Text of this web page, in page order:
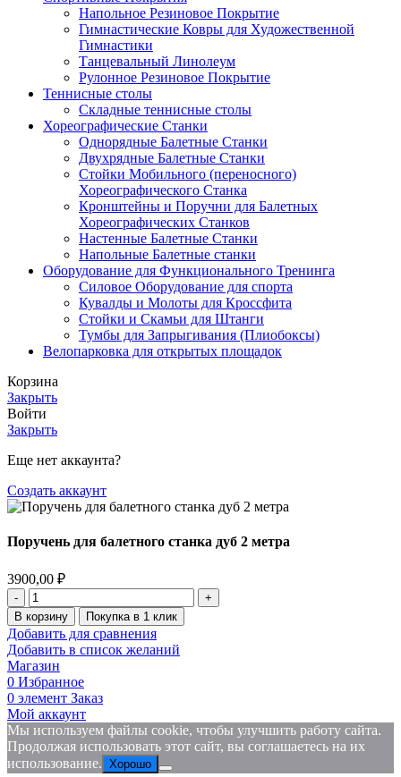
Напольное Резиновое Покрытие
Гимнастические Ковры для Художественной
Гимнастики
Танцевальный Линолеум
Рулонное Резиновое Покрытие
Теннисные столы
Складные теннисные столы
Хореографические Станки
Однорядные Балетные Станки
Двухрядные Балетные Станки
Стойки Мобильного (переносного)
Хореографического Станка
Кронштейны и Поручни для Балетных
Хореографических Станков
Настенные Балетные Станки
Напольные Балетные станки
Оборудование для Функционального Тренинга
Силовое Оборудование для спорта
Кувалды и Молоты для Кроссфита
Стойки и Скамьи для Штанги
Тумбы для Запрыгивания (Плиобоксы)
Велопарковка для открытых площадок
Корзина
Закрыть
Войти
Закрыть
Еще нет аккаунта?
Создать аккаунт
Поручень для балетного станка дуб 2 метра
3900,00 ₽
Количество
товара
Поручень
для
балетного
станка
дуб
2
метра
В корзину Покупка в 1 клик
Добавить для сравнения
Добавить в список желаний
Магазин
0 Избранное
0 элемент Заказ
Мой аккаунт
Мы используем файлы cookie, чтобы улучшить работу сайта.
Продолжая использовать этот сайт, вы соглашаетесь на их
использование. Хорошо